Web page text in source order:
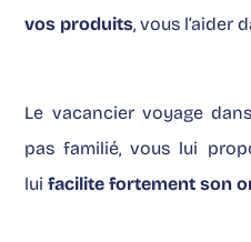
vos produits, vous l’aider
Le vacancier voyage
pas familié, vous lui
lui facilite fortement son